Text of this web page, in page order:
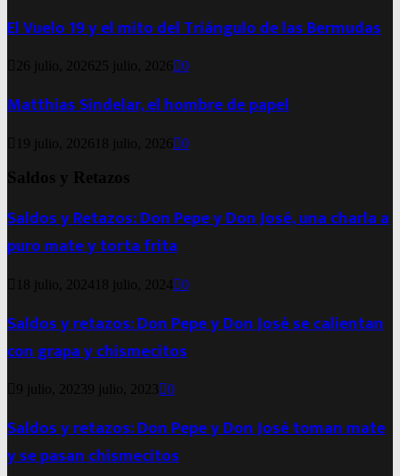
El Vuelo 19 y el mito del Triángulo de las Bermudas
26 julio, 2026 25 julio, 2026 0
Matthias Sindelar, el hombre de papel
19 julio, 2026 18 julio, 2026 0
Saldos y Retazos
Saldos y Retazos: Don Pepe y Don José, una charla a
puro mate y torta frita
18 julio, 2024 18 julio, 2024 0
Saldos y retazos: Don Pepe y Don José se calientan
con grapa y chismecitos
9 julio, 20239 julio, 2023 0
Saldos y retazos: Don Pepe y Don José toman mate
y se pasan chismecitos